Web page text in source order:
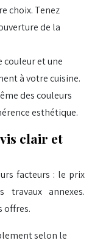
choix. Tenez
de la
couleur et une
à votre cuisine.
des couleurs
esthétique.
clair et
facteurs : le prix
travaux annexes.
offres.
selon le